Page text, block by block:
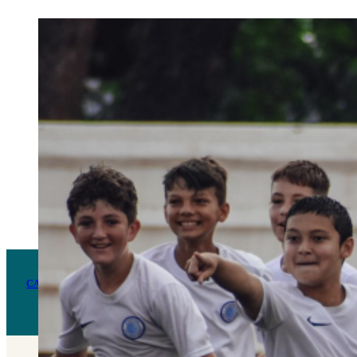
CAMP DE FOOTBALL DE HAUTE PERFORMANCE VALENCE
Pour les jeunes athlètes (niveau intermédiaire/avancé, garçons et filles, de 9 à 13 ans).